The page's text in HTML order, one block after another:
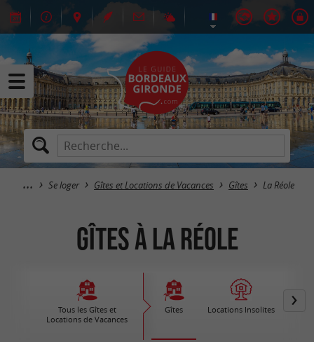
Se loger Gîtes et Locations de Vacances Gîtes La Réole
Gîtes à La Réole
Tous les Gîtes et
Locations de Vacances
Gîtes Locations Insolites